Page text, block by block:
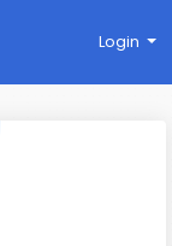
Login